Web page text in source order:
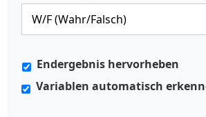
Endergebnis hervorheben
Variablen automatisch